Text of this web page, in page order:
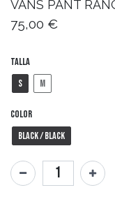
VANS PANT
75,00 €
Talla
S
M
Color
Black / Black